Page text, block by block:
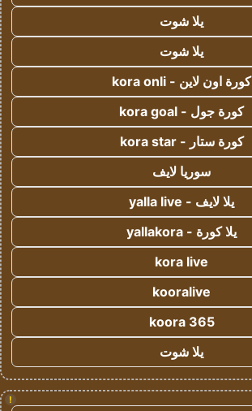
يلا شوت
يلا شوت
كورة اون لاين - kora onli
كورة جول - kora goal
كورة ستار - kora star
سوريا لايف
يلا لايف - yalla live
يلا كورة - yallakora
kora live
kooralive
koora 365
يلا شوت
!